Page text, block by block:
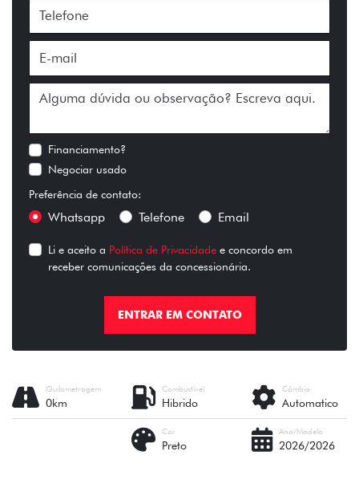
Financiamento?
Negociar usado
Preferência de contato:
Whatsapp Telefone Email
Li e aceito a Política de Privacidade e concordo em
receber comunicações da concessionária.
ENTRAR EM CONTATO
Câmbio
Automatico
Combustível
Hibrido
Quilometragem
0km
Ano/Modelo
2026/2026
Cor
Preto